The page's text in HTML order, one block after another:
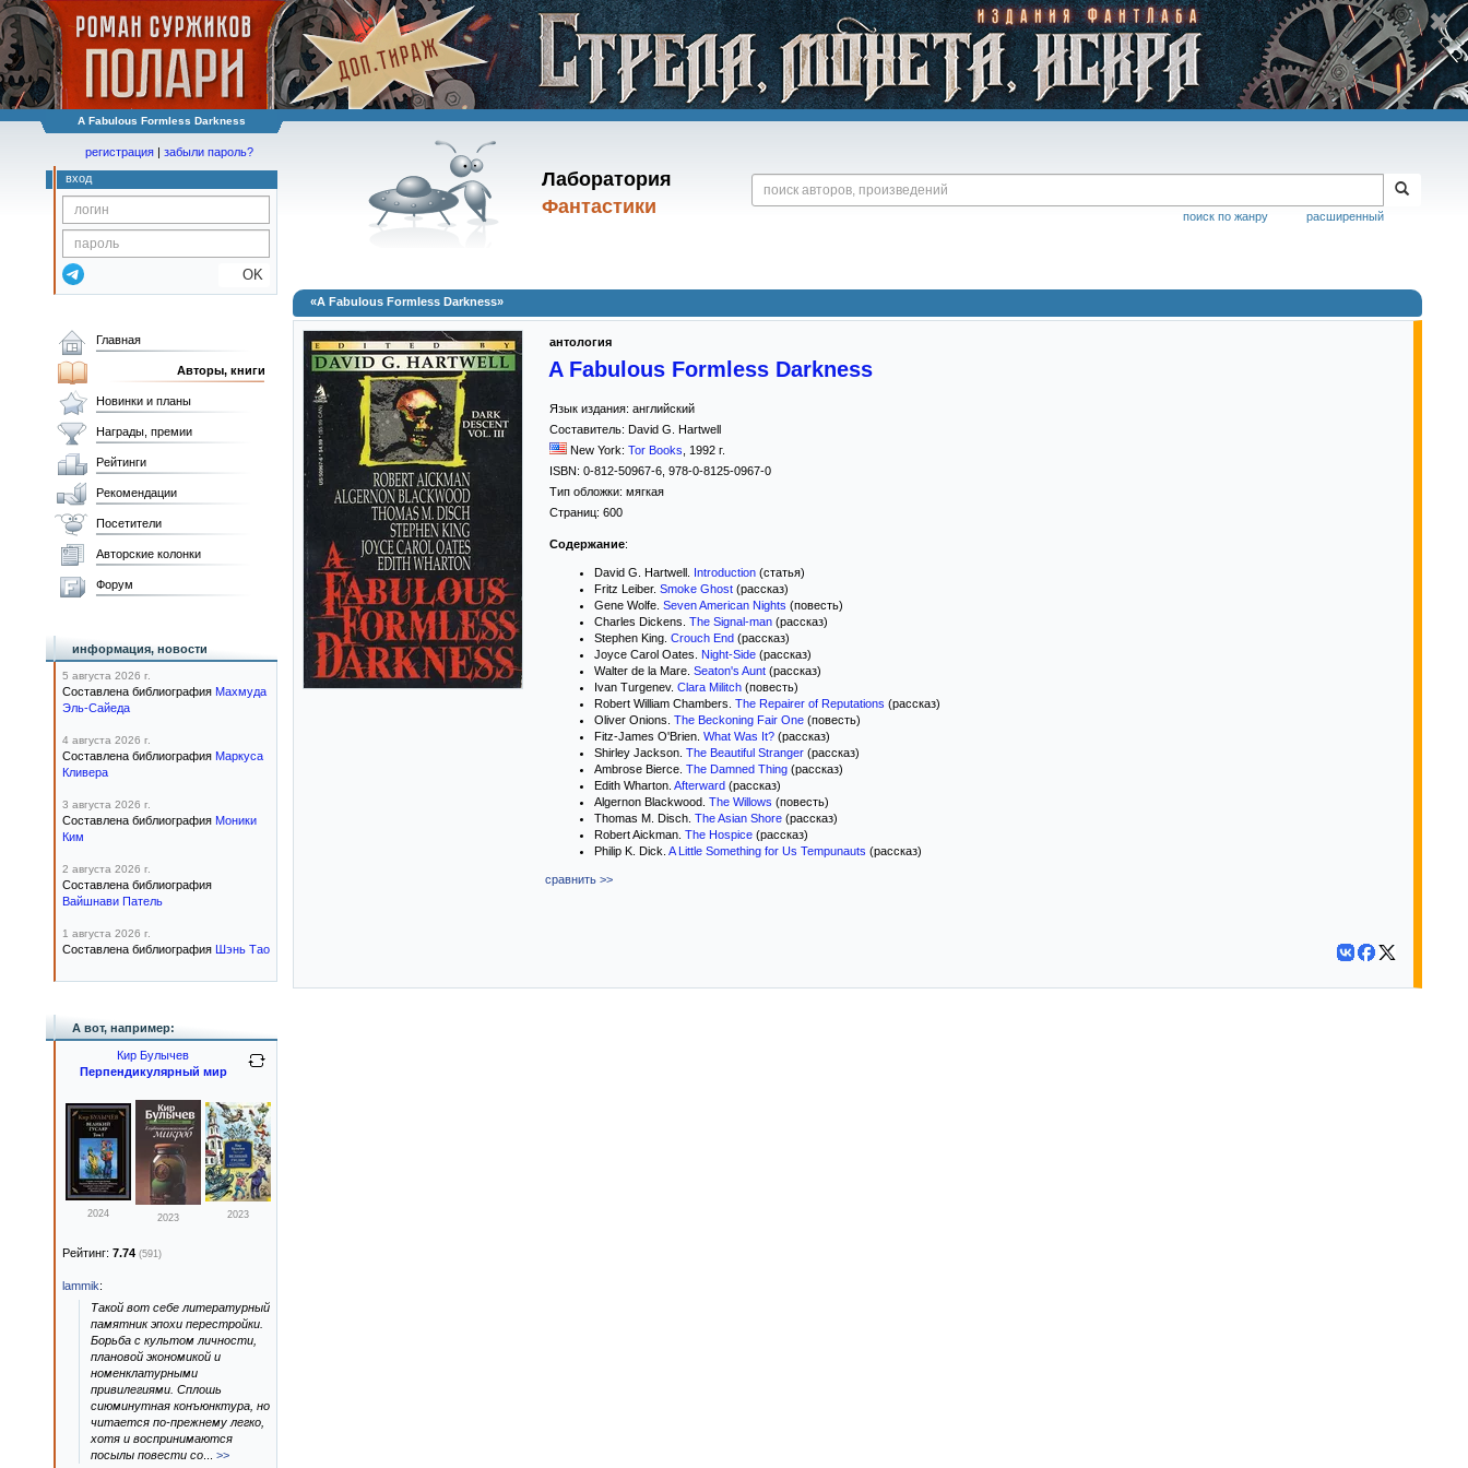
A Fabulous Formless Darkness
Лаборатория
Фантастики
расширенный
поиск по жанру
регистрация | забыли пароль?
вход
OK
«A Fabulous Formless Darkness»
антология
A Fabulous Formless Darkness
Язык издания: английский
Составитель: David G. Hartwell
New York: Tor Books 1992 г.
ISBN: 0-812-50967-6, 978-0-8125-0967-0
Тип обложки: мягкая
Страниц: 600
Содержание:
David G. Hartwell. Introduction (статья)
Fritz Leiber. Smoke Ghost (рассказ)
Gene Wolfe. Seven American Nights (повесть)
Charles Dickens. The Signal-man (рассказ)
Stephen King. Crouch End (рассказ)
Joyce Carol Oates. Night-Side (рассказ)
Walter de la Mare. Seaton's Aunt (рассказ)
Ivan Turgenev. Clara Militch (повесть)
Robert William Chambers. The Repairer of Reputations (рассказ)
Oliver Onions. The Beckoning Fair One (повесть)
Fitz-James O'Brien. What Was It? (рассказ)
Shirley Jackson. The Beautiful Stranger (рассказ)
Ambrose Bierce. The Damned Thing (рассказ)
Edith Wharton. Afterward (рассказ)
Algernon Blackwood. The Willows (повесть)
Thomas M. Disch. The Asian Shore (рассказ)
Robert Aickman. The Hospice (рассказ)
Philip K. Dick. A Little Something for Us Tempunauts (рассказ)
сравнить >>
Главная
Авторы, книги
Новинки и планы
Награды, премии
Рейтинги
Рекомендации
Посетители
Авторские колонки
Форум
информация, новости
5 августа 2026 г.
Составлена библиография Махмуда
Эль-Сайеда
4 августа 2026 г.
Составлена библиография Маркуса
Кливера
3 августа 2026 г.
Составлена библиография Моники
Ким
2 августа 2026 г.
Составлена библиография
Вайшнави Патель
1 августа 2026 г.
Составлена библиография Шэнь Тао
А вот, например:
Кир Булычев
Перпендикулярный мир
2024 2023 2023
Рейтинг: 7.74 (591)
lammik:
Такой вот себе литературный
памятник эпохи перестройки.
Борьба с культом личности,
плановой экономикой и
номенклатурными
привилегиями. Сплошь
сиюминутная конъюнктура, но
читается по-прежнему легко,
хотя и воспринимаются
посылы повести со
>>